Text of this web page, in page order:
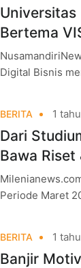
Universitas
Bertema
Digital Bisnis
BERITA 1
Dari
Bawa
Periode Maret
BERITA 1
Banjir